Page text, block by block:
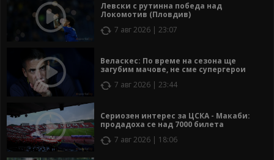
Левски с рутинна победа над
Локомотив (Пловдив)
7 авг 2026 | 23:07
Веласкес: По време на сезона ще
загубим мачове, не сме супергерои
7 авг 2026 | 23:44
Сериозен интерес за ЦСКА - Макаби:
продадоха се над 7000 билета
7 авг 2026 | 18:06